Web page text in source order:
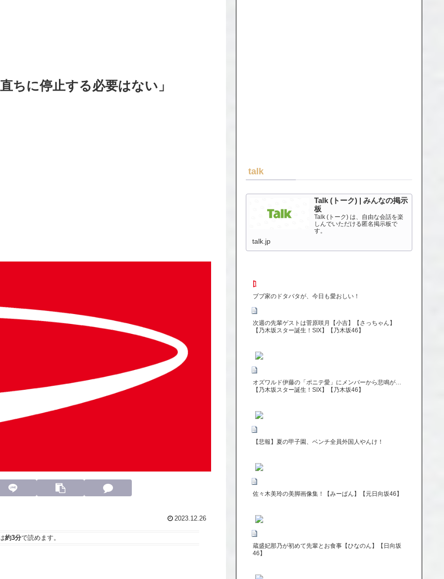
ちに停止する必要はない」
2023.12.26
約3分で読めます。
talk
Talk (トーク) | みんなの掲示
板
Talk (トーク) は、自由な会話を楽
しんでいただける匿名掲示板で
す。
talk.jp
ブブ家のドタバタが、今日も愛おしい！
次週の先輩ゲストは菅原咲月【小吉】【さっちゃん】
【乃木坂スター誕生！SIX】【乃木坂46】
オズワルド伊藤の「ポニテ愛」にメンバーから悲鳴が…
【乃木坂スター誕生！SIX】【乃木坂46】
【悲報】夏の甲子園、ベンチ全員外国人やんけ！
佐々木美玲の美脚画像集！【みーぱん】【元日向坂46】
蔵盛妃那乃が初めて先輩とお食事【ひなのん】【日向坂
46】